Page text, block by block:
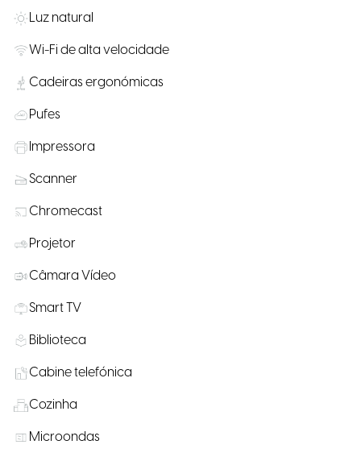
Luz natural
Wi-Fi de alta velocidade
Cadeiras ergonómicas
Pufes
Impressora
Scanner
Chromecast
Projetor
Câmara Vídeo
Smart TV
Biblioteca
Cabine telefónica
Cozinha
Microondas